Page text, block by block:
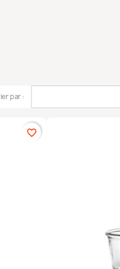
par :
favorite_border